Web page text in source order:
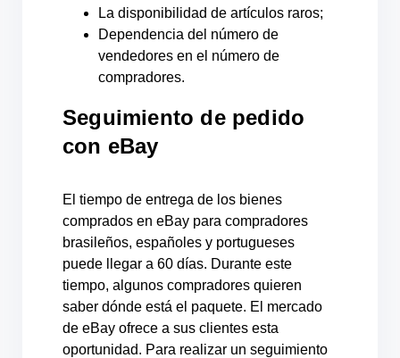
La disponibilidad de artículos raros;
Dependencia del número de
vendedores en el número de
compradores.
Seguimiento de pedido
con eBay
El tiempo de entrega de los bienes
comprados en eBay para compradores
brasileños, españoles y portugueses
puede llegar a 60 días. Durante este
tiempo, algunos compradores quieren
saber dónde está el paquete. El mercado
de eBay ofrece a sus clientes esta
oportunidad. Para realizar un seguimiento